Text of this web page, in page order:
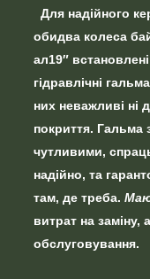
Для надійного
обидва колеса
ал19″
гідравлічні гальма
них неважливі ні
покриття.
чутливими,
надійно, та
там, де треба.
витрат на заміну,
обслуговування.